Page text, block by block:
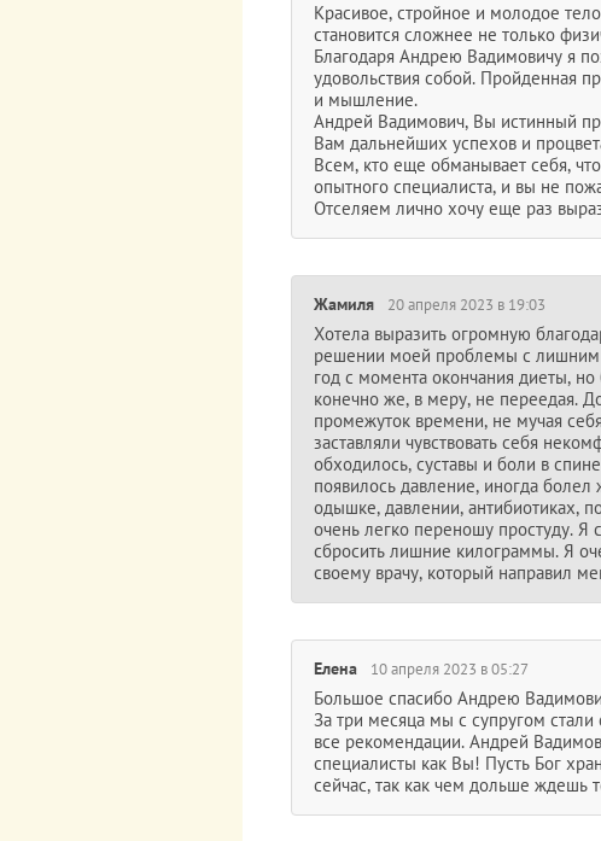
Красивое, стройное и молодое
становится сложнее не только
Благодаря Андрею Вадимовичу я
удовольствия собой. Пройденная
и мышление.
Андрей Вадимович, Вы истинный
Вам дальнейших успехов и
Всем, кто еще обманывает себя,
опытного специалиста, и вы не
Отселяем лично хочу еще раз
Жамиля 20 апреля 2023 в 19:03
Хотела выразить огромную
решении моей проблемы с лишним
год с момента окончания диеты,
конечно же, в меру, не переедая.
промежуток времени, не мучая
заставляли чувствовать себя
обходилось, суставы и боли в
появилось давление, иногда
одышке, давлении, антибиотиках,
очень легко переношу простуду. Я
сбросить лишние килограммы. Я
своему врачу, который направил
Елена 10 апреля 2023 в 05:27
Большое спасибо Андрею
За три месяца мы с супругом
все рекомендации. Андрей
специалисты как Вы! Пусть Бог
сейчас, так как чем дольше ждешь